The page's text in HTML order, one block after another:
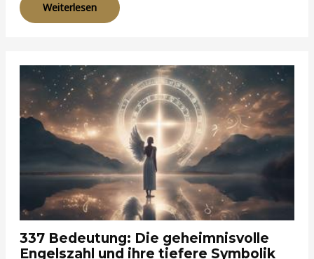
Weiterlesen
337 Bedeutung: Die geheimnisvolle
Engelszahl und ihre tiefere Symbolik